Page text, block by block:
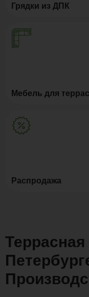
Грядки из ДПК
Мебель для террас
Распродажа